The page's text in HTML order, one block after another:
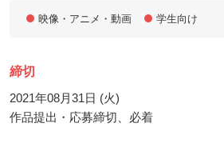
映像・アニメ・動画 学生向け
締切
2021年08月31日 (火)
作品提出・応募締切、必着